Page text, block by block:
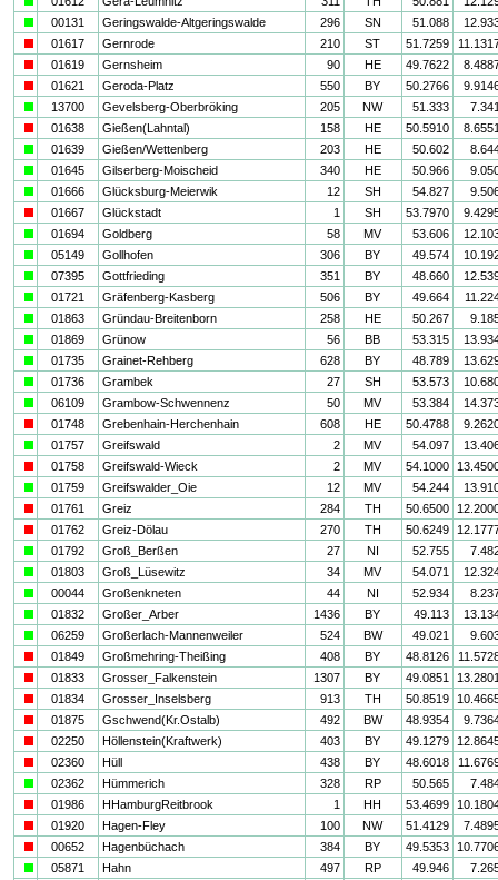
00131 Geringswalde-Altgeringswalde 296 SN 51.088
01617 Gernrode 210 ST 51.7259
01619 Gernsheim 90 HE 49.7622
01621 Geroda-Platz 550 BY 50.2766
13700 Gevelsberg-Oberbröking 205 NW 51.333
01638 Gießen(Lahntal) 158 HE 50.5910
01639 Gießen/Wettenberg 203 HE 50.602
01645 Gilserberg-Moischeid 340 HE 50.966
01666 Glücksburg-Meierwik 12 SH 54.827
01667 Glückstadt 1 SH 53.7970
01694 Goldberg 58 MV 53.606
05149 Gollhofen 306 BY 49.574
07395 Gottfrieding 351 BY 48.660
01721 Gräfenberg-Kasberg 506 BY 49.664
01863 Gründau-Breitenborn 258 HE 50.267
01869 Grünow 56 BB 53.315
01735 Grainet-Rehberg 628 BY 48.789
01736 Grambek 27 SH 53.573
06109 Grambow-Schwennenz 50 MV 53.384
01748 Grebenhain-Herchenhain 608 HE 50.4788
01757 Greifswald 2 MV 54.097
01758 Greifswald-Wieck 2 MV 54.1000
01759 Greifswalder_Oie 12 MV 54.244
01761 Greiz 284 TH 50.6500
01762 Greiz-Dölau 270 TH 50.6249
01792 Groß_Berßen 27 NI 52.755
01803 Groß_Lüsewitz 34 MV 54.071
00044 Großenkneten 44 NI 52.934
01832 Großer_Arber 1436 BY 49.113
06259 Großerlach-Mannenweiler 524 BW 49.021
01849 Großmehring-Theißing 408 BY 48.8126
01833 Grosser_Falkenstein 1307 BY 49.0851
01834 Grosser_Inselsberg 913 TH 50.8519
01875 Gschwend(Kr.Ostalb) 492 BW 48.9354
02250 Höllenstein(Kraftwerk) 403 BY 49.1279
02360 Hüll 438 BY 48.6018
02362 Hümmerich 328 RP 50.565
01986 HHamburgReitbrook 1 HH 53.4699
01920 Hagen-Fley 100 NW 51.4129
00652 Hagenbüchach 384 BY 49.5353
05871 Hahn 497 RP 49.946